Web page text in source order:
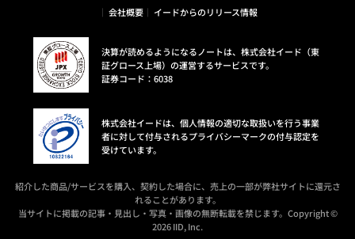
会社概要
イードからのリリース情報
決算が読めるようになるノートは、株式会社イード（東
証グロース上場）の運営するサービスです。
証券コード：6038
株式会社イードは、個人情報の適切な取扱いを行う事業
者に対して付与されるプライバシーマークの付与認定を
受けています。
紹介した商品/サービスを購入、契約した場合に、売上の一部が弊社サイトに還元さ
れることがあります。
当サイトに掲載の記事・見出し・写真・画像の無断転載を禁じます。Copyright ©
2026 IID, Inc.